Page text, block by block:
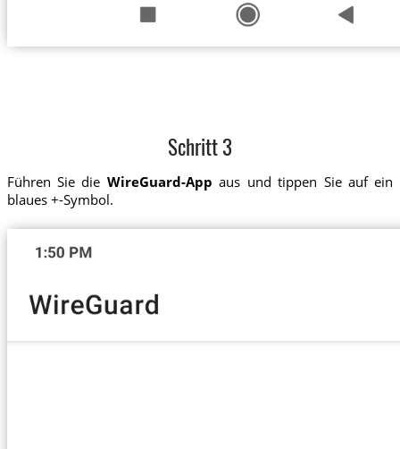
Schritt 3
Führen Sie die WireGuard-App aus und tippen Sie auf ein
blaues +-Symbol.